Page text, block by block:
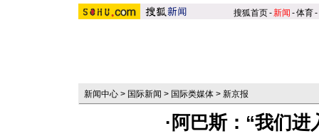
搜狐首页-新闻 -体育-
新闻中心 > 国际新闻 > 国际类媒体 > 新京报
·阿巴斯：“我们进